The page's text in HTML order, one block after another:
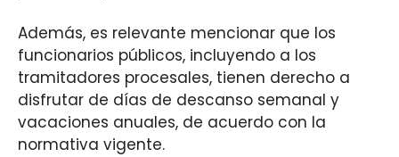
Además, es relevante mencionar que los
funcionarios públicos, incluyendo a los
tramitadores procesales, tienen derecho a
disfrutar de días de descanso semanal y
vacaciones anuales, de acuerdo con la
normativa vigente.